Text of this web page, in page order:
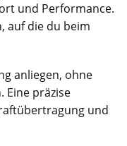
und Performance.
auf die du beim
anliegen, ohne
Eine präzise
und